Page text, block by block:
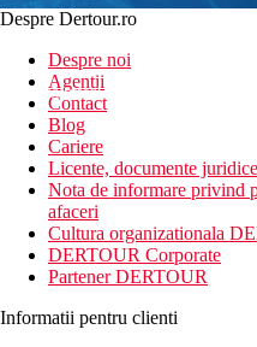
newsletter!
Despre Dertour.ro
Despre noi
Agentii
Contact
Blog
Cariere
Licente, documente
Nota de informare privind
afaceri
Cultura organizationala
DERTOUR Corporate
Partener DERTOUR
Informatii pentru clienti